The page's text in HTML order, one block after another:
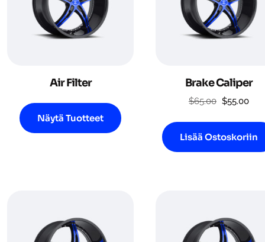
Air Filter
Näytä Tuotteet
Brake Caliper
$65.00
$65.00.
$55.00
Lisää Ostoskoriin